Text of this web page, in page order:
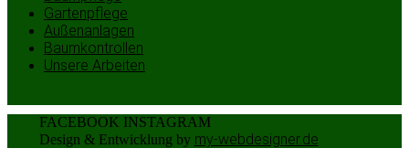
Gartenpflege
Außenanlagen
Baumkontrollen
Unsere Arbeiten
FACEBOOK INSTAGRAM
Design & Entwicklung by my-webdesigner.de